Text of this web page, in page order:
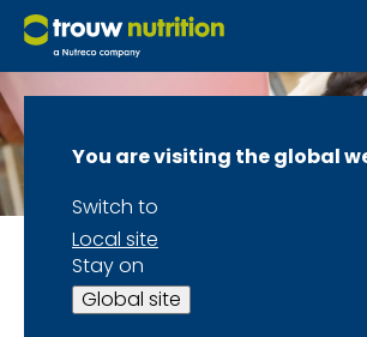
You are visiting the global
Switch to
Local site
Stay on
Global site
LifeStart : Chaque jour compte!